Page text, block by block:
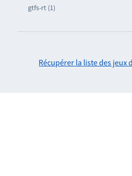
gtfs-rt (1)
Récupérer la liste des jeux